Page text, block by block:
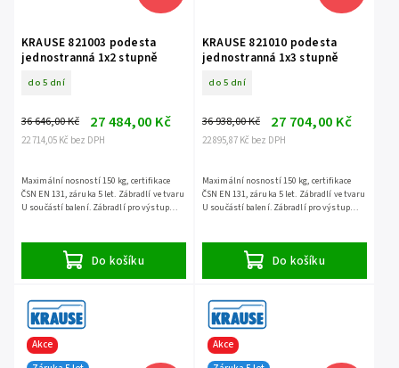
KRAUSE 821003 podesta
jednostranná 1x2 stupně
do 5 dní
22 714,05 Kč bez DPH
36 646,00 Kč 27 484,00 Kč
Do košíku
Maximální nosností 150 kg, certifikace
ČSN EN 131, záruka 5 let. Zábradlí ve tvaru
U součástí balení. Zábradlí pro výstup
KRAUSE 821010 podesta
jednostranná 1x3 stupně
do 5 dní
22 895,87 Kč bez DPH
36 938,00 Kč 27 704,00 Kč
Do košíku
Maximální nosností 150 kg, certifikace
ČSN EN 131, záruka 5 let. Zábradlí ve tvaru
U součástí balení. Zábradlí pro výstup
Akce
Akce